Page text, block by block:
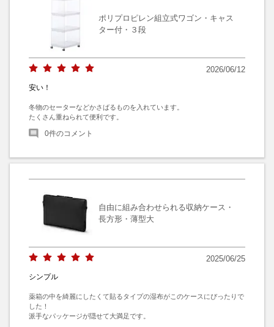
ポリプロピレン組立式ワゴン・キャス
ター付・３段
2026/06/12
安い！
冬物のセーターなどかさばるものを入れています。
たくさん重ねられて便利です。
0件のコメント
自由に組み合わせられる収納ケース・
長方形・薄型大
2025/06/25
シンプル
薬箱の中を綺麗にしたくて貼るタイプの湿布がこのケースにぴったりで
した！
派手なパッケージが隠せて大満足です。